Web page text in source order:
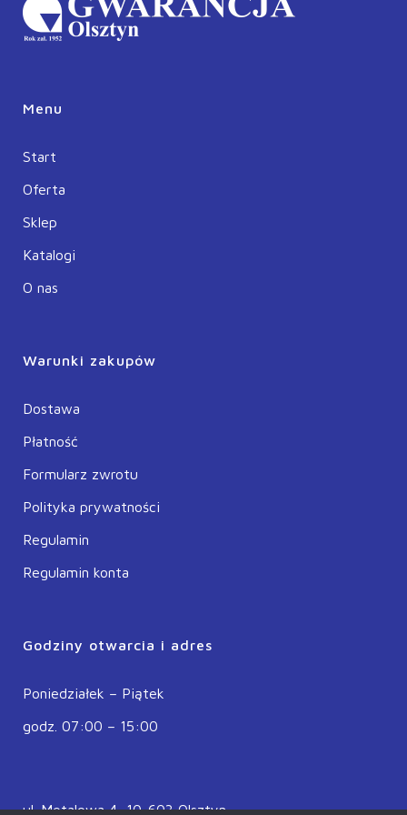
Menu
Start
Oferta
Sklep
Katalogi
O nas
Warunki zakupów
Dostawa
Płatność
Formularz zwrotu
Polityka prywatności
Regulamin
Regulamin konta
Godziny otwarcia i adres
Poniedziałek – Piątek
godz. 07:00 – 15:00
ul. Metalowa 4, 10-603 Olsztyn